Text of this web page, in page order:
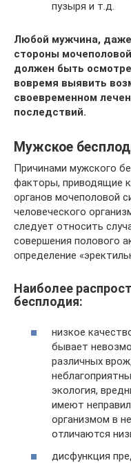
пузыря и т.д.
Любой мужчина,
стороны
должен быть
вовремя выявить
своевременном
последствий.
Мужское
Причинами мужского
факторы, приводящие
органов мочеполовой
человеческого
следует относить
совершения полового
определение
Наиболее
бесплодия:
низкое
бывает
различных
экология,
имеют
организмом в
отличаются
дисфункция